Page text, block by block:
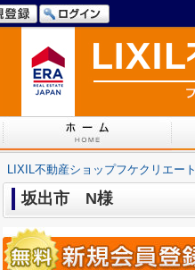
LIXIL不動産ショップフケクリエート
坂出市 N様